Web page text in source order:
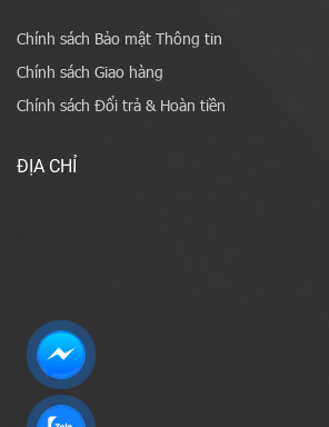
Chính sách Bảo mật Thông tin
Chính sách Giao hàng
Chính sách Đổi trả & Hoàn tiền
ĐỊA CHỈ